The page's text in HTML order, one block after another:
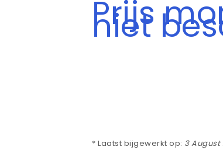
Prijs
niet
* Laatst bijgewerkt op: 3 August